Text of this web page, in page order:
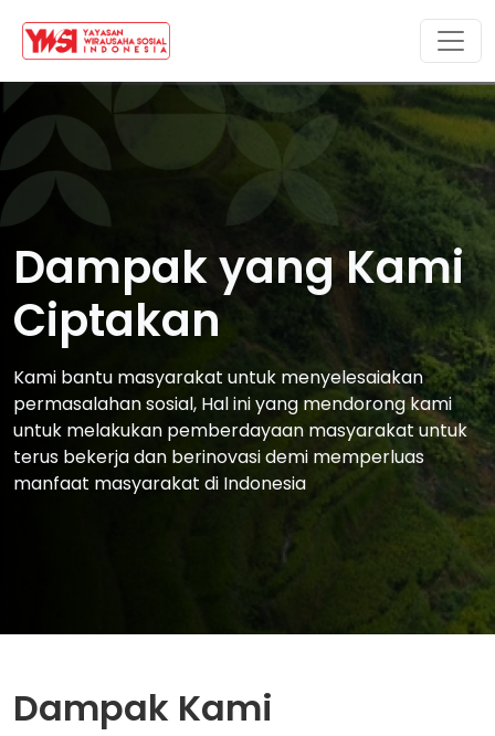
Dampak yang Kami
Ciptakan
Kami bantu masyarakat untuk menyelesaiakan
permasalahan sosial, Hal ini yang mendorong kami
untuk melakukan pemberdayaan masyarakat untuk
terus bekerja dan berinovasi demi memperluas
manfaat masyarakat di Indonesia
Dampak Kami